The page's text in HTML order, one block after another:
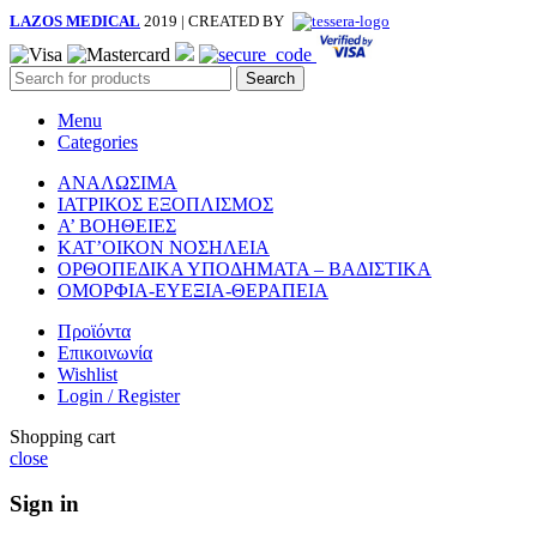
LAZOS MEDICAL 2019 | CREATED BY
Search
Menu
Categories
ΑΝΑΛΩΣΙΜΑ
ΙΑΤΡΙΚΟΣ ΕΞΟΠΛΙΣΜΟΣ
Α’ ΒΟΗΘΕΙΕΣ
ΚΑΤ’ΟΙΚΟΝ ΝΟΣΗΛΕΙΑ
ΟΡΘΟΠΕΔΙΚΑ ΥΠΟΔΗΜΑΤΑ – ΒΑΔΙΣΤΙΚΑ
ΟΜΟΡΦΙΑ-ΕΥΕΞΙΑ-ΘΕΡΑΠΕΙΑ
Προϊόντα
Επικοινωνία
Wishlist
Login / Register
Shopping cart
close
Sign in